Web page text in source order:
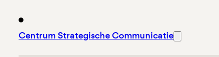
Centrum Strategische Communicatie